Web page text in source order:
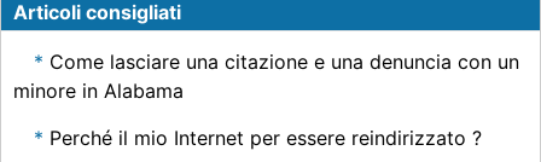
Articoli consigliati
Come lasciare una citazione e una denuncia con un
minore in Alabama
Perché il mio Internet per essere reindirizzato ?